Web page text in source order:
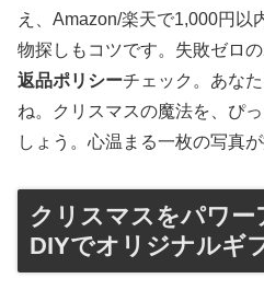
え、Amazon/楽天で1,000円以
物探しもコツです。失敗ゼロ
返品ポリシーチェック。あな
ね。クリスマスの魔法を、ぴ
しょう。心温まる一枚の写真
クリスマスをパワー
DIYでオリジナルギ